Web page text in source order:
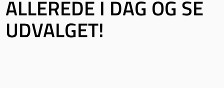
ALLEREDE I DAG OG SE
UDVALGET!